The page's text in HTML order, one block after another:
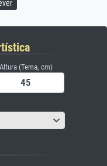
Altura (Tema, cm)